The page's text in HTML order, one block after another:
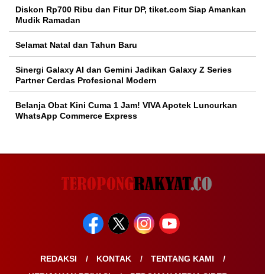
Diskon Rp700 Ribu dan Fitur DP, tiket.com Siap Amankan
Mudik Ramadan
Selamat Natal dan Tahun Baru
Sinergi Galaxy AI dan Gemini Jadikan Galaxy Z Series
Partner Cerdas Profesional Modern
Belanja Obat Kini Cuma 1 Jam! VIVA Apotek Luncurkan
WhatsApp Commerce Express
REDAKSI KONTAK
TENTANG KAMI